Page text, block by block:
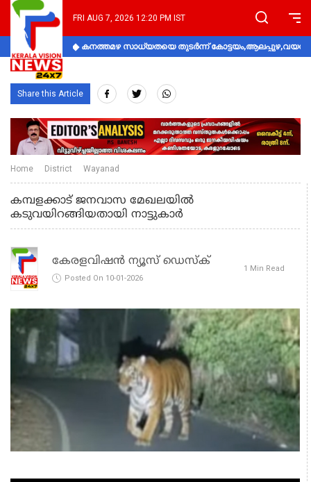
FRI AUG 7, 2026 12:20 PM IST
കനത്തമഴ സാധ്യതയെ തുടർന്ന്
Share this Article
Home District Wayanad
കമ്പളക്കാട് ജനവാസ മേഖലയില്‍
കടുവയിറങ്ങിയതായി നാട്ടുകാര്‍
കേരളവിഷൻ ന്യൂസ് ഡെസ്‌ക്
Posted On 10-01-2026
1 Min Read